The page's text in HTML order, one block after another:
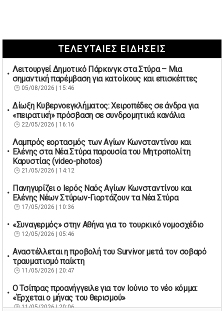
ΤΕΛΕΥΤΑΙΕΣ ΕΙΔΗΣΕΙΣ
Λειτουργεί Δημοτικό Πάρκινγκ στα Στύρα – Μια
σημαντική παρέμβαση για κατοίκους και επισκέπτες
05/08/2026 | 15:46
Δίωξη Κυβερνοεγκλήματος: Χειροπέδες σε άνδρα για
«πειρατική» πρόσβαση σε συνδρομητικά κανάλια
22/05/2026 | 16:16
Λαμπρός εορτασμός των Αγίων Κωνσταντίνου και
Ελένης στα Νέα Στύρα παρουσία του Μητροπολίτη
Καρυστίας (video-photos)
21/05/2026 | 14:12
Πανηγυρίζει ο Ιερός Ναός Αγίων Κωνσταντίνου και
Ελένης Νέων Στύρων-Γιορτάζουν τα Νέα Στύρα
17/05/2026 | 10:36
«Συναγερμός» στην Αθήνα για το τουρκικό νομοσχέδιο
12/05/2026 | 05:46
Αναστέλλεται η προβολή του Survivor μετά τον σοβαρό
τραυματισμό παίκτη
11/05/2026 | 20:47
Ο Τσίπρας προανήγγειλε για τον Ιούνιο το νέο κόμμα:
«Έρχεται ο μήνας του θερισμού»
11/05/2026 | 20:06